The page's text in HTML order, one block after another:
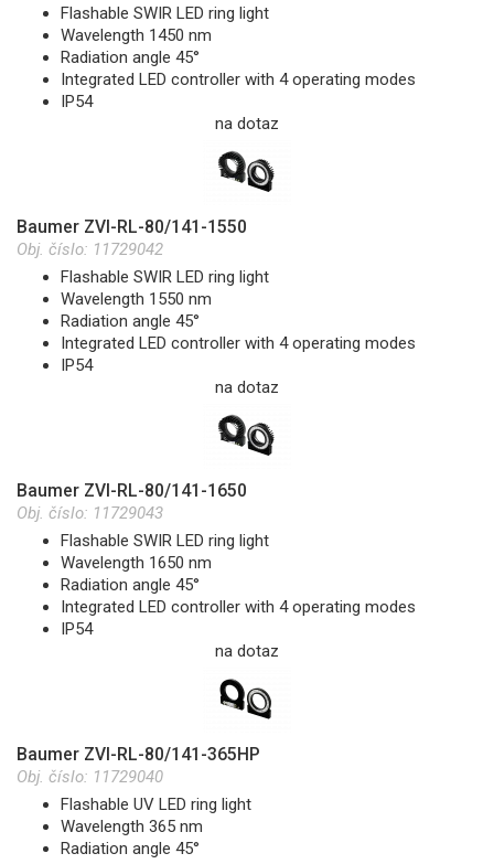
Flashable SWIR LED ring light
Wavelength 1450 nm
Radiation angle 45°
Integrated LED controller with 4 operating modes
IP54
na dotaz
Baumer ZVI-RL-80/141-1550
Obj. číslo: 11729042
Flashable SWIR LED ring light
Wavelength 1550 nm
Radiation angle 45°
Integrated LED controller with 4 operating modes
IP54
na dotaz
Baumer ZVI-RL-80/141-1650
Obj. číslo: 11729043
Flashable SWIR LED ring light
Wavelength 1650 nm
Radiation angle 45°
Integrated LED controller with 4 operating modes
IP54
na dotaz
Baumer ZVI-RL-80/141-365HP
Obj. číslo: 11729040
Flashable UV LED ring light
Wavelength 365 nm
Radiation angle 45°